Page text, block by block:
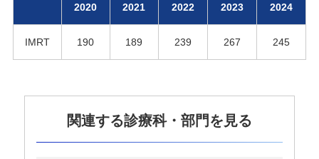
2020 2021 2022 2023 2024
IMRT 190 189 239 267 245
関連する診療科・部⾨を⾒る